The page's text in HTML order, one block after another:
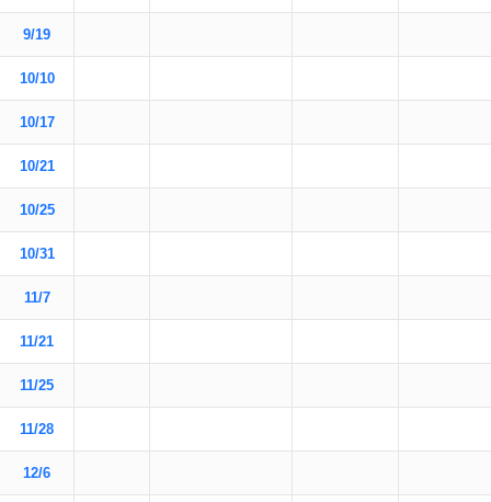
9/19
10/10
10/17
10/21
10/25
10/31
11/7
11/21
11/25
11/28
12/6